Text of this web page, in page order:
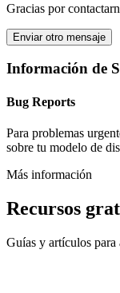
Gracias por
Enviar otro mensaje
Información de
Bug Reports
Para problemas
sobre tu modelo de
Más información
Recursos
Guías y artículos para